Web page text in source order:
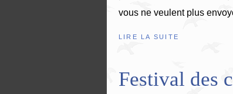
vous ne veulent plus
LIRE LA SUITE
Festival des